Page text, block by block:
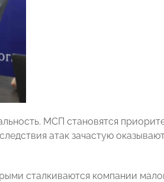
МСП становятся
атак зачастую
сталкиваются компании